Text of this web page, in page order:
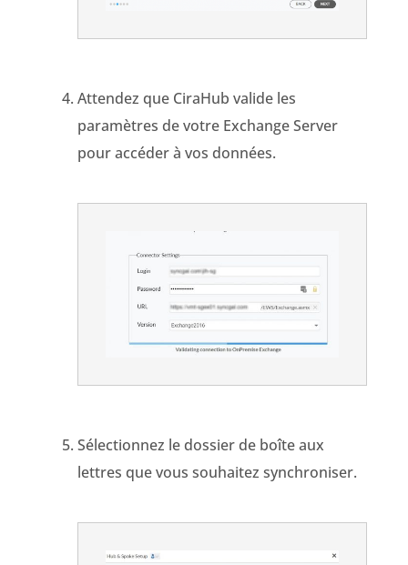
Attendez que CiraHub valide les
paramètres de votre Exchange Server
pouraccéder à vos données.
Sélectionnez le dossier de boîte aux
lettres que vous souhaitez synchroniser.